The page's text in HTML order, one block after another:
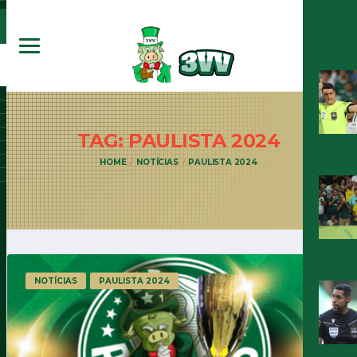
TAG: PAULISTA2024
HOME NOTÍCIAS PAULISTA 2024
NOTÍCIAS PAULISTA 2024